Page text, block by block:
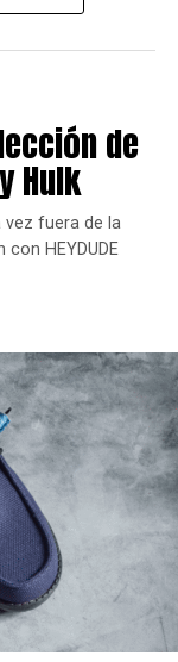
capacidad
es el darnos
Zor-El y es que
conflicto de
vivió y
y a su
el dolor y hasta
extinsión de
en la actuación
de
Hulk
vez fuera de la
HEYDUDE